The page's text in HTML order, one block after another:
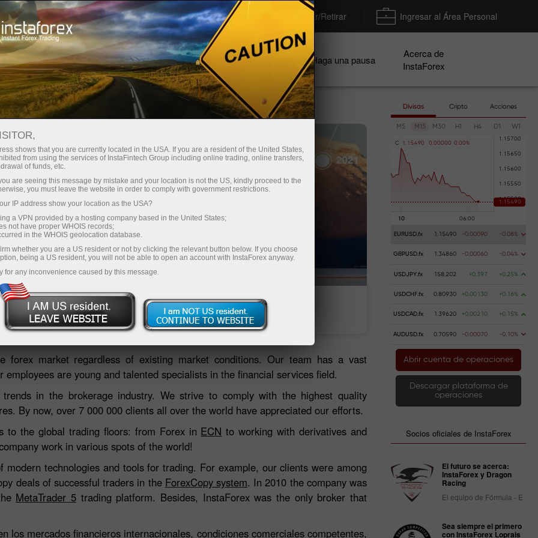
de la cuenta Plataforma comercial Depositar/Retirar Ingresar al Área Personal
Principiantes Para Inversionistas Para Socios Campañas Haga una pausa
Acerca de
InstaForex
con
eSignal,
que
de la
Deposite dinero Retire dinero
forex market regardless of existing market conditions. Our team has a vast
are young and talented specialists in the financial services field.
in the brokerage industry. We strive to comply with the highest quality
By now, over 7 000 000 clients all over the world have appreciated our efforts.
to the global trading floors: from Forex in ECN to working with derivatives and
work in various spots of the world!
technologies and tools for trading. For example, our clients were among
deals of successful traders in the ForexCopy system. In 2010 the company was
MetaTrader 5trading platform. Besides, InstaForex was the only broker that
los mercados financieros internacionales, condiciones comerciales competentes,
Divisas Cripto Acciones
M5 M15 M30 H1 H4 D1 W1
C 1 . 1 5490 0 .00000 0 .00%
EURUSD.fx 1.15490 -0.00090 -0.08%
GBPUSD.fx 1.34860 -0.00060 -0.04%
USDJPY.fx 158.202 +0.397 +0.25%
USDCHF.fx 0.80930 +0.00130 +0.16%
USDCAD.fx 1.39620 +0.00210 +0.15%
AUDUSD.fx 0.70590 -0.00070 -0.10%
Abrir cuenta de operaciones
Descargar plataforma de
operaciones
Socios oficiales de InstaForex
El futuro se acerca:
InstaForex y Dragon
Racing
El equipo de Fórmula - E
Sea siempre el primero
con InstaForex Loprais
shows that you are currently located in the USA. If you are a resident of the United States,
from using the services of InstaFintech Group including online trading, online transfers,
of funds, etc.
are seeing this message by mistake and your location is not the US, kindly proceed to the
you must leave the website in order to comply with government restrictions.
IP address show your location as the USA?
a VPN provided by a hosting company based in the United States;
not have proper WHOIS records;
in the WHOIS geolocation database.
whether you are a US resident or not by clicking the relevant button below. If you choose
being a US resident, you will not be able to open an account with InstaForex anyway.
for any inconvenience caused by this message.